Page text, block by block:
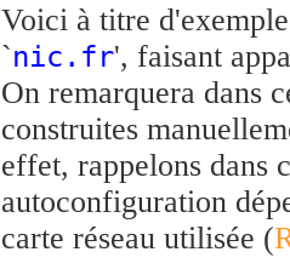
Voici à titre
`nic.fr', faisant
On remarquera dans
construites
effet, rappelons dans
autoconfiguration
carte réseau utilisée (